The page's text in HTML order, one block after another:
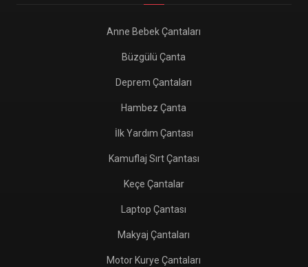
Anne Bebek Çantaları
Büzgülü Çanta
Deprem Çantaları
Hambez Çanta
İlk Yardım Çantası
Kamuflaj Sırt Çantası
Keçe Çantalar
Laptop Çantası
Makyaj Çantaları
Motor Kurye Çantaları